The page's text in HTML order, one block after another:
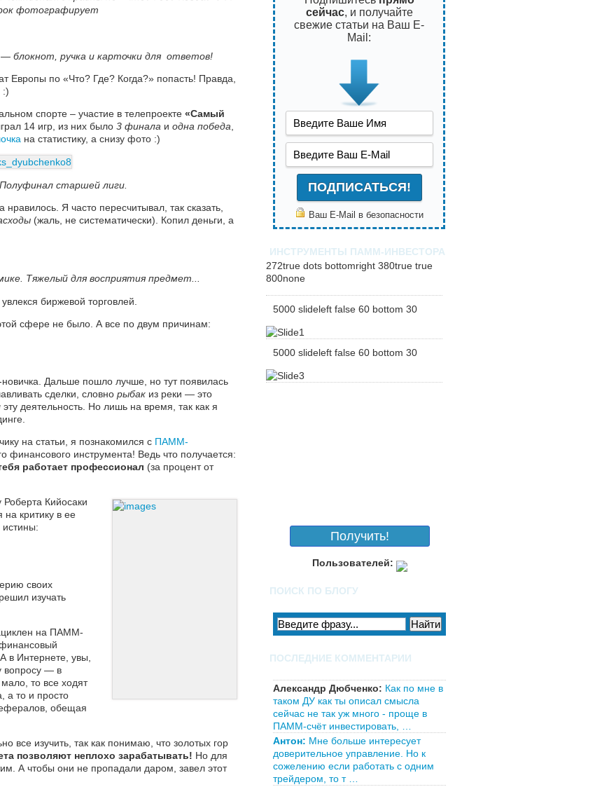
фотографирует
— блокнот, ручка и карточки для ответов!
Европы по «Что? Где? Когда?» попасть! Правда,
:)
спорте – участие в телепроекте «Самый
14 игр, из них было 3 финала и одна победа
на статистику, а снизу фото :)
старшей лиги.
Я часто пересчитывал, так сказать,
(жаль, не систематически). Копил деньги, а
Тяжелый для восприятия предмет...
биржевой торговлей.
сфере не было. А все по двум причинам:
Дальше пошло лучше, но тут появилась
сделки, словно рыбак из реки — это
эту деятельность. Но лишь на время, так как я
на статьи, я познакомился с ПАММ-
финансового инструмента! Ведь что получается:
работает профессионал (за процент от
Роберта Кийосаки
на критику в ее
своих
изучать
на ПАММ-
А в Интернете, увы,
вопросу — в
то все ходят
а то и просто
обещая
все изучить, так как понимаю, что золотых гор
позволяют неплохо зарабатывать! Но для
А чтобы они не пропадали даром, завел этот
сейчас, и получайте
свежие статьи на Ваш E-
Mail:
Ваш E-Mail в безопасности
ИНСТРУМЕНТЫ ПАММ-ИНВЕСТОРА
272true dots bottomright 380true true
800none
5000 slideleft false 60 bottom 30
5000 slideleft false 60 bottom 30
Получить!
Пользователей:
ПОИСК ПО БЛОГУ
ПОСЛЕДНИЕ КОММЕНТАРИИ
Александр Дюбченко: Как по мне в
таком ДУ как ты описал смысла
сейчас не так уж много - проще в
ПАММ-счёт инвестировать, …
Антон: Мне больше интересует
доверительное управление. Но к
сожелению если работать с одним
трейдером, то т …